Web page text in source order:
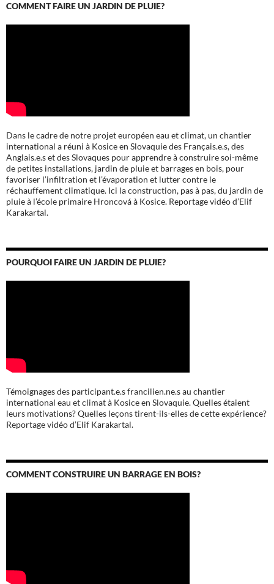
COMMENT FAIRE UN JARDIN DE PLUIE?
Dans le cadre de notre projet européen eau et climat, un chantier
international a réuni à Kosice en Slovaquie des Français.e.s, des
Anglais.e.s et des Slovaques pour apprendre à construire soi-même
de petites installations, jardin de pluie et barrages en bois, pour
favoriser l’infiltration et l’évaporation et lutter contre le
réchauffement climatique. Ici la construction, pas à pas, du jardin de
pluie à l’école primaire Hroncová à Kosice. Reportage vidéo d’Elif
Karakartal.
POURQUOI FAIRE UN JARDIN DE PLUIE?
Témoignages des participant.e.s francilien.ne.s au chantier
international eau et climat à Kosice en Slovaquie. Quelles étaient
leurs motivations? Quelles leçons tirent-ils-elles de cette expérience?
Reportage vidéo d’Elif Karakartal.
COMMENT CONSTRUIRE UN BARRAGE EN BOIS?